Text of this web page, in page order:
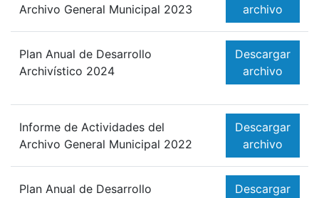
Archivo General Municipal 2023
archivo
Plan Anual de Desarrollo
Archivístico 2024
Descargar
archivo
Informe de Actividades del
Archivo General Municipal 2022
Descargar
archivo
Plan Anual de Desarrollo
Descargar